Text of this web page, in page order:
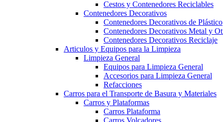
Cestos y Contenedores Reciclables
Contenedores Decorativos
Contenedores Decorativos de Plástico
Contenedores Decorativos Metal y
Contenedores Decorativos Reciclaje
Articulos y Equipos para la Limpieza
Limpieza General
Equipos para Limpieza General
Accesorios para Limpieza General
Refacciones
Carros para el Transporte de Basura y Materiales
Carros y Plataformas
Carros Plataforma
Carros Volcadores